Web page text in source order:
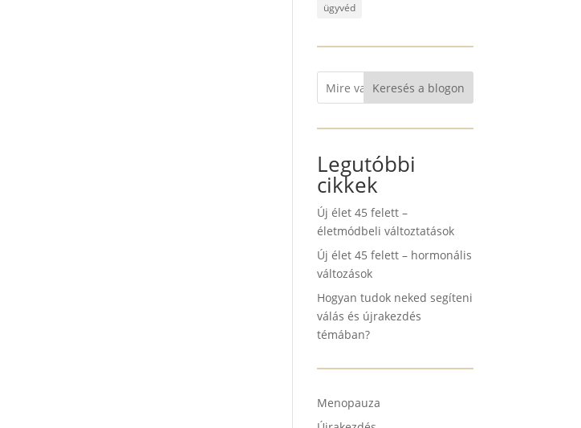
ügyvéd
Keresés a blogon
Legutóbbi
cikkek
Új élet 45 felett –
életmódbeli változtatások
Új élet 45 felett – hormonális
változások
Hogyan tudok neked segíteni
válás és újrakezdés
témában?
Menopauza